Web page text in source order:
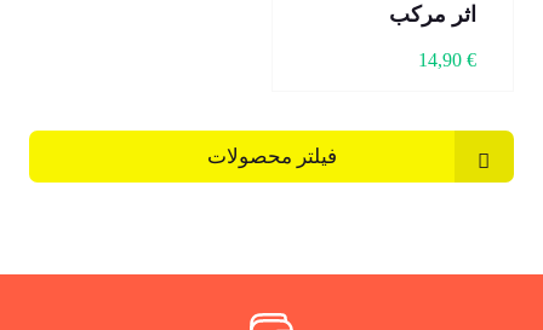
اثر مرکب
14,90 €
فیلتر محصولات